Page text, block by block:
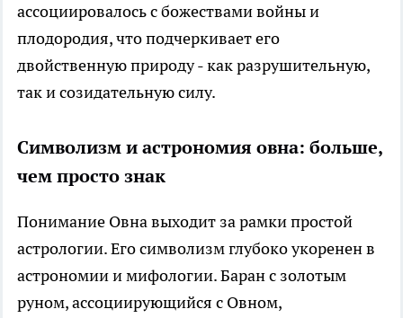
ассоциировалось с божествами войны и
плодородия, что подчеркивает его
двойственную природу - как разрушительную,
так и созидательную силу.
Символизм и астрономия овна: больше,
чем просто знак
Понимание Овна выходит за рамки простой
астрологии. Его символизм глубоко укоренен в
астрономии и мифологии. Баран с золотым
руном, ассоциирующийся с Овном,